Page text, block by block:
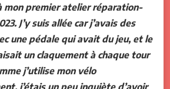
mon premier atelier réparation-
J’y suis allée car j’avais des
une pédale qui avait du jeu, et le
un claquement à chaque tour
j’utilise mon vélo
j’étais un peu inquiète d’avoir